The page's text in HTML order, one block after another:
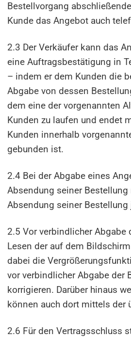
Bestellvorgang
Kunde das Angebot auch
2.3 Der Verkäufer kann das
eine Auftragsbestätigung in
– indem er dem Kunden die
Abgabe von dessen
dem eine der vorgenannten
Kunden zu laufen und endet
Kunden innerhalb
gebunden ist.
2.4 Bei der Abgabe eines
Absendung seiner
Absendung seiner
2.5 Vor verbindlicher
Lesen der auf dem
dabei die
vor verbindlicher Abgabe der
korrigieren. Darüber hinaus
können auch dort mittels der
2.6 Für den Vertragsschluss